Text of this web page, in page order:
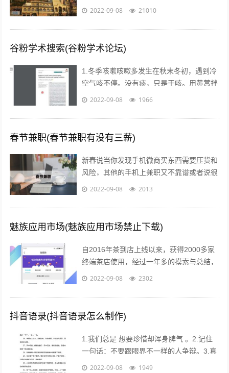
与游牧民族互相争夺的要地。历代统治者为
2022-09-08 21010
谷粉学术搜索(谷粉学术论坛)
1.冬季咳嗽咳嗽多发生在秋末冬初，遇到冷
空气咳不停。没有痰，只是干咳。用黄蒿拌
上鸡蛋，搅匀。用香油来煎鸡蛋。然后趁热
2022-09-08 1966
春节兼职(春节兼职有没有三薪)
新春说当你发现手机微商买东西需要压货和
风险，其他的手机上兼职又不靠谱或者说很
不靠谱的时候，来吧，终于等到啦！新春切
2022-09-08 2013
魅族应用市场(魅族应用市场禁止下载)
自2016年茶到店上线以来，获得2000多家
终端茶店使用，经过一年多的摸索与总结，
茶到店APP Beta2.0版本于2017年4月26日
2022-09-08 2302
抖音语录(抖音语录怎么制作)
1.我们总是 想要珍惜却浑身脾气 。2.记住
一句话：不要跟眼界不一样的人争辩。3.真
的不用时刻替别人着想，不是每个人都能把
2022-09-08 1949